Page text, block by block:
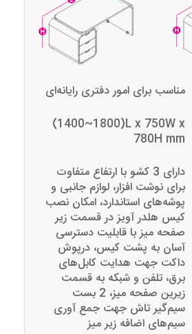
مناسب برای امور دفتری رایانه‌ای
(1400~1800)L x 750W x
780H mm
دارای 3 کشو با ارتفاع متفاوت
برای نوشت افزار، لوازم جانبی و
پوشه‌های استاندارد، امکان نصب
کیس هلدر آویز در قسمت زیر
صفحه میز با قابلیت دسترسی
آسان به پشت کیس، درپوش
داکت جهت هدایت کابل‌های
برق، تلفن و شبکه به قسمت
زیرین صفحه میز، 2 بست
سیم‌گیر تاش جهت جمع آوری
سیم‌های اضافه زیر میز